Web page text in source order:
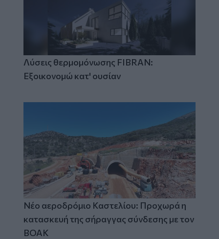
Λύσεις θερμομόνωσης FIBRAN:
Εξοικονομώ κατ' ουσίαν
Νέο αεροδρόμιο Καστελίου: Προχωρά η
κατασκευή της σήραγγας σύνδεσης με τον
ΒΟΑΚ